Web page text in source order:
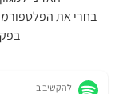
בחרי את
להקשיב ב